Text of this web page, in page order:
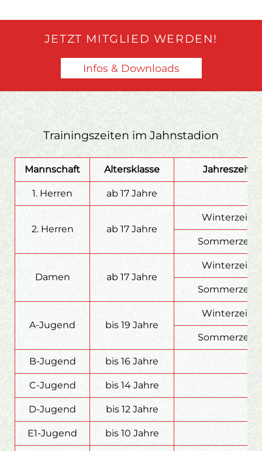
JETZT MITGLIED WERDEN!
Infos & Downloads
Trainingszeiten im Jahnstadion
Mannschaft Altersklasse Jahreszeit
1. Herren ab 17 Jahre
2. Herren ab 17 Jahre
Winterzeit
Sommerzeit
Damen ab 17 Jahre
Winterzeit
Sommerzeit
A-Jugend bis 19 Jahre
Winterzeit
Sommerzeit
B-Jugend bis 16 Jahre
C-Jugend bis 14 Jahre
D-Jugend bis 12 Jahre
E1-Jugend bis 10 Jahre